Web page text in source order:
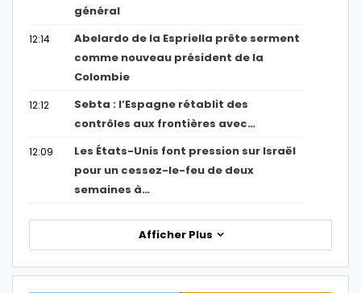
général
12:14
Abelardo de la Espriella prête serment
comme nouveau président de la
Colombie
12:12
Sebta : l’Espagne rétablit des
contrôles aux frontières avec…
12:09
Les États-Unis font pression sur Israël
pour un cessez-le-feu de deux
semaines à…
Afficher Plus